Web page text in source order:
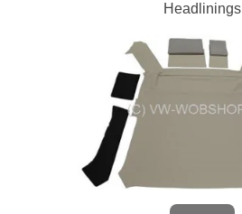
Headlinings